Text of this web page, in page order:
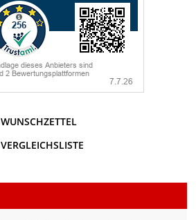
WUNSCHZETTEL
VERGLEICHSLISTE